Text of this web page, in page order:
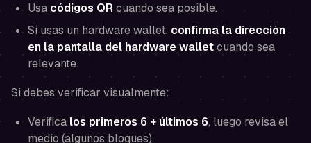
Usa códigos QR cuando sea posible.
Si usas un hardware wallet, confirma la dirección
en la pantalla del hardware walletcuando sea
relevante.
Si debes verificar visualmente:
Verificalos primeros 6 + últimos 6, luego revisa el
medio (algunos bloques).